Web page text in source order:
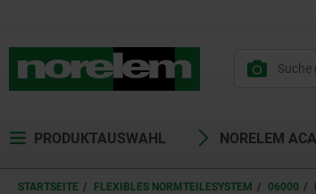
PRODUKTAUSWAHL NORELEM
STARTSEITE FLEXIBLES NORMTEILESYSTEM 06000